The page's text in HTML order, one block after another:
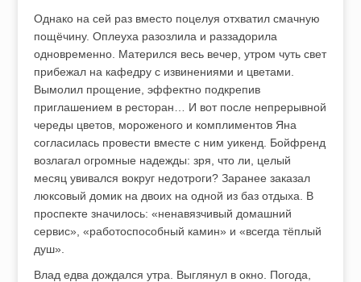
Однако на сей раз вместо поцелуя отхватил смачную
пощёчину. Оплеуха разозлила и раззадорила
одновременно. Матерился весь вечер, утром чуть свет
прибежал на кафедру с извинениями и цветами.
Вымолил прощение, эффектно подкрепив
приглашением в ресторан… И вот после непрерывной
череды цветов, мороженого и комплиментов Яна
согласилась провести вместе с ним уикенд. Бойфренд
возлагал огромные надежды: зря, что ли, целый
месяц увивался вокруг недотроги? Заранее заказал
люксовый домик на двоих на одной из баз отдыха. В
проспекте значилось: «ненавязчивый домашний
сервис», «работоспособный камин» и «всегда тёплый
душ».
Влад едва дождался утра. Выглянул в окно. Погода,